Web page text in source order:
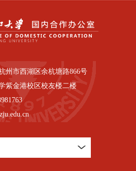
州市西湖区余杭塘路866号
紫金港校区校友楼二楼